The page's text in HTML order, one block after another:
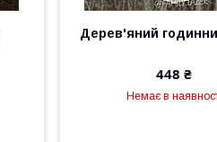
Дерев'яний
448 ₴
Немає в